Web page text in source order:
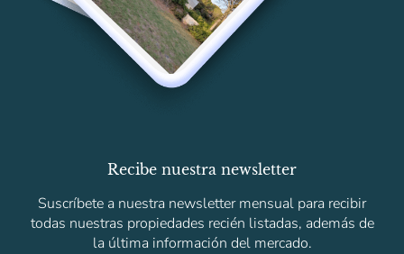
Recibe nuestra newsletter
Suscríbete a nuestra newsletter mensual para recibir
todas nuestras propiedades recién listadas, además de
la última información del mercado.